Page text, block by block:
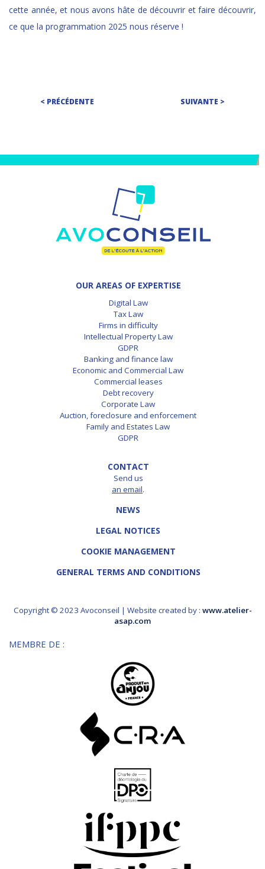
cette année, et nous avons hâte de découvrir et faire découvrir,
ce que la programmation 2025 nous réserve !
< PRÉCÉDENTE SUIVANTE >
OUR AREAS OF EXPERTISE
Digital Law
Tax Law
Firms in difficulty
Intellectual Property Law
GDPR
Banking and finance law
Economic and Commercial Law
Commercial leases
Debt recovery
Corporate Law
Auction, foreclosure and enforcement
Family and Estates Law
GDPR
CONTACT
Send us
an email.
NEWS
LEGAL NOTICES
COOKIE MANAGEMENT
GENERAL TERMS AND CONDITIONS
Copyright © 2023 Avoconseil | Website created by : www.atelier-
asap.com
MEMBRE DE :